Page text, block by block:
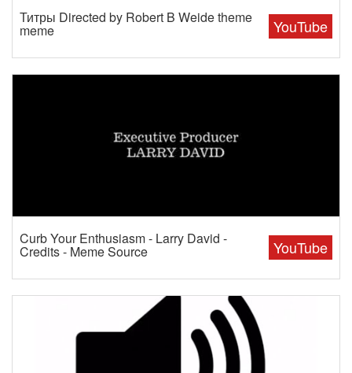
YouTube
Титры Directed by Robert B Weide theme
meme
YouTube
Curb Your Enthusiasm - Larry David -
Credits - Meme Source